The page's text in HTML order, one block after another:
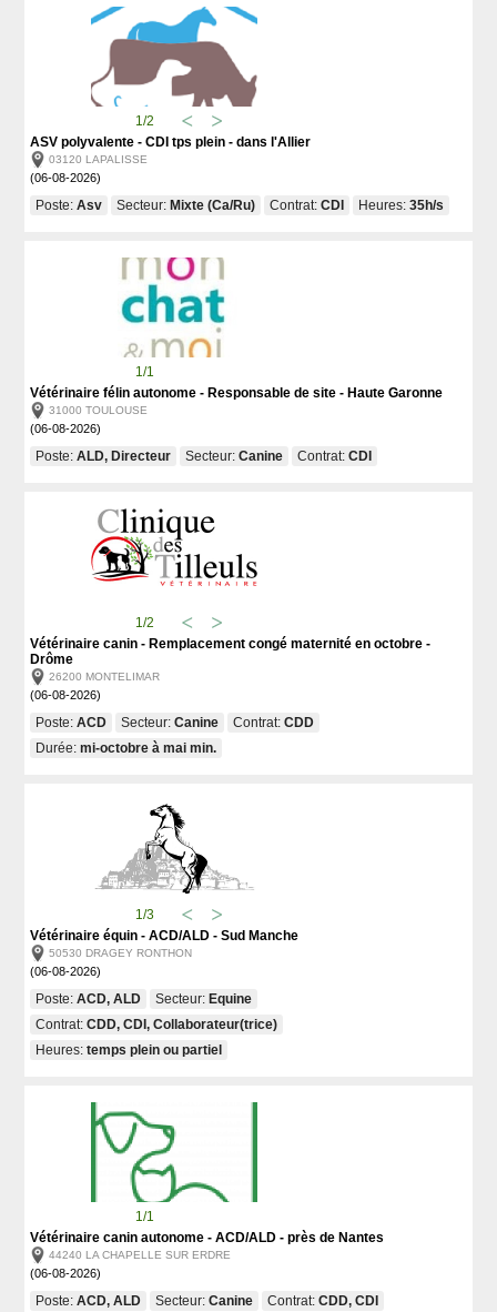
1/2
ASV polyvalente - CDI tps plein - dans l'Allier
03120 LAPALISSE
(06-08-2026)
Poste: Asv Secteur: Mixte (Ca/Ru) Contrat: CDI Heures: 35h/s
1/1
Vétérinaire félin autonome - Responsable de site - Haute Garonne
31000 TOULOUSE
(06-08-2026)
Poste: ALD, Directeur Secteur: Canine Contrat: CDI
1/2
Vétérinaire canin - Remplacement congé maternité en octobre -
Drôme
26200 MONTELIMAR
(06-08-2026)
Poste: ACD Secteur: Canine Contrat: CDD
Durée: mi-octobre à mai min.
1/3
Vétérinaire équin - ACD/ALD - Sud Manche
50530 DRAGEY RONTHON
(06-08-2026)
Poste: ACD, ALD Secteur: Equine
Contrat: CDD, CDI, Collaborateur(trice)
Heures: temps plein ou partiel
1/1
Vétérinaire canin autonome - ACD/ALD - près de Nantes
44240 LA CHAPELLE SUR ERDRE
(06-08-2026)
Poste: ACD, ALD Secteur: Canine Contrat: CDD, CDI